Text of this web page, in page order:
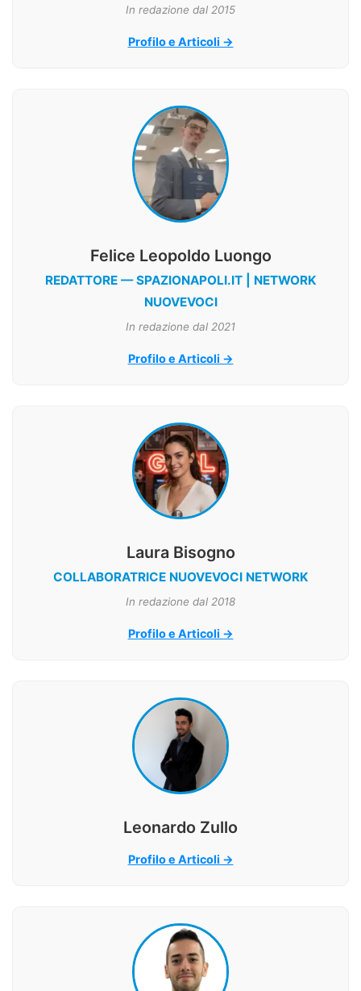
In redazione dal 2015
Profilo e Articoli →
Felice Leopoldo Luongo
REDATTORE — SPAZIONAPOLI.IT | NETWORK
NUOVEVOCI
In redazione dal 2021
Profilo e Articoli →
Laura Bisogno
COLLABORATRICE NUOVEVOCI NETWORK
In redazione dal 2018
Profilo e Articoli →
Leonardo Zullo
Profilo e Articoli →